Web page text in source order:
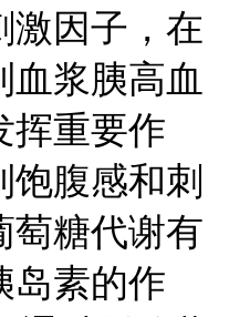
激因子，在
血浆胰高血
挥重要作
饱腹感和刺
萄糖代谢有
岛素的作